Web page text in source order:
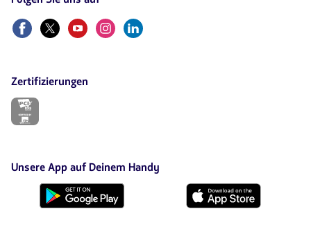
FacebookTwitterYoutubeInstagram
Linkedin
Zertifizierungen
Der
neuen
geöffnet.
Unsere App auf Deinem Handy